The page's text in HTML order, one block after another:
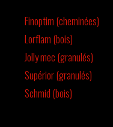
Finoptim (cheminées)
Lorflam (bois)
Jolly mec (granulés)
Supérior (granulés)
Schmid (bois)